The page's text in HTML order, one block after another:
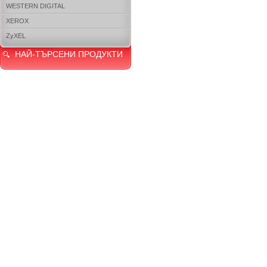
WESTERN DIGITAL
XEROX
ZyXEL
НАЙ-ТЪРСЕНИ ПРОДУКТИ